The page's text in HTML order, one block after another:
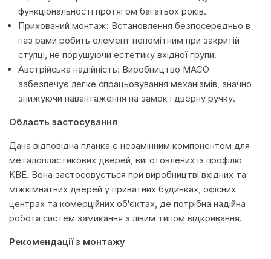
функціональності протягом багатьох років.
Прихований монтаж: Встановлення безпосередньо в
паз рами робить елемент непомітним при закритій
стулці, не порушуючи естетику вхідної групи.
Австрійська надійність: Виробництво MACO
забезпечує легке спрацьовування механізмів, значно
знижуючи навантаження на замок і дверну ручку.
Область застосування
Дана відповідна планка є незамінним компонентом для
металопластикових дверей, виготовлених із профілю
KBE. Вона застосовується при виробництві вхідних та
міжкімнатних дверей у приватних будинках, офісних
центрах та комерційних об'єктах, де потрібна надійна
робота систем замикання з лівим типом відкривання.
Рекомендації з монтажу